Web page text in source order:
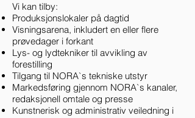
Vi kan tilby:
Produksjonslokaler på dagtid
Visningsarena, inkludert en eller flere
prøvedager i forkant
Lys- og lydtekniker til avvikling av
forestilling
Tilgang til NORA`s tekniske utstyr
Markedsføring gjennom NORA`s kanaler,
redaksjonell omtale og presse
Kunstnerisk og administrativ veiledning i